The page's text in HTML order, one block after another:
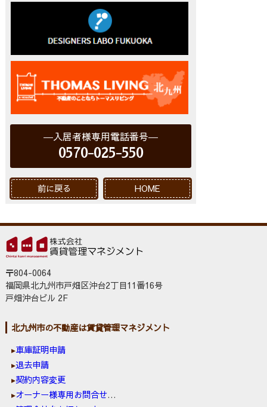
入居者様専用電話番号
0570-025-550
前に戻る HOME
〒804-0064
福岡県北九州市戸畑区沖台2丁目11番16号
戸畑沖台ビル 2F
北九州市の不動産は賃貸管理マネジメント
車庫証明申請
退去申請
契約内容変更
オーナー様専用お問合せ窓口